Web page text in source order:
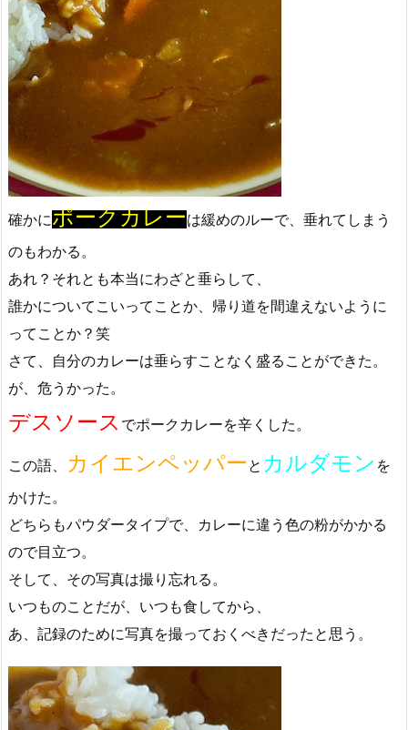
確かにポークカレーは緩めのルーで、垂れてしまう
のもわかる。
あれ？それとも本当にわざと垂らして、
誰かについてこいってことか、帰り道を間違えないように
ってことか？笑
さて、自分のカレーは垂らすことなく盛ることができた。
が、危うかった。
デスソース でポークカレーを辛くした。
この語、 カイエンペッパー と カルダモン を
かけた。
どちらもパウダータイプで、カレーに違う色の粉がかかる
ので目立つ。
そして、その写真は撮り忘れる。
いつものことだが、いつも食してから、
あ、記録のために写真を撮っておくべきだったと思う。